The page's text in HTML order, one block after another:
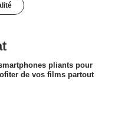
pliants pour
de vos films partout